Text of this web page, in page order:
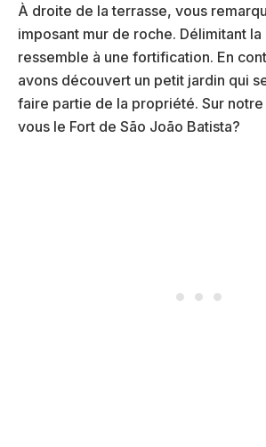
À droite de la terrasse, vous
imposant mur de roche. Délimitant
ressemble à une fortification. En
avons découvert un petit jardin qui
faire partie de la propriété. Sur
vous le Fort de São João Batista?